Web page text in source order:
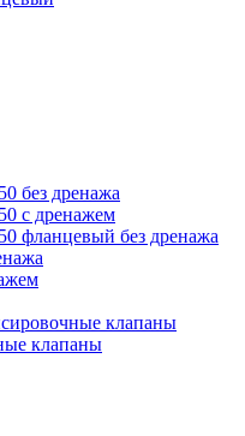
без дренажа
с дренажем
фланцевый без дренажа
клапаны
клапаны